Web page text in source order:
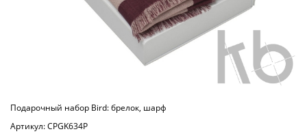
Подарочный набор Bird: брелок, шарф
Артикул: CPGK634P